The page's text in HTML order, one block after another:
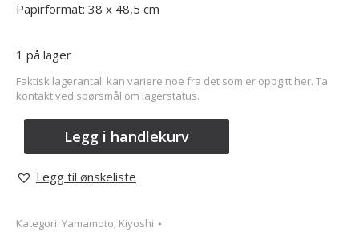
Papirformat: 38 x 48,5 cm
1 på lager
Faktisk lagerantall kan variere noe fra det som er oppgitt her. Ta
kontakt ved spørsmål om lagerstatus.
Legg i handlekurv
Legg til ønskeliste
Kategori: Yamamoto, Kiyoshi